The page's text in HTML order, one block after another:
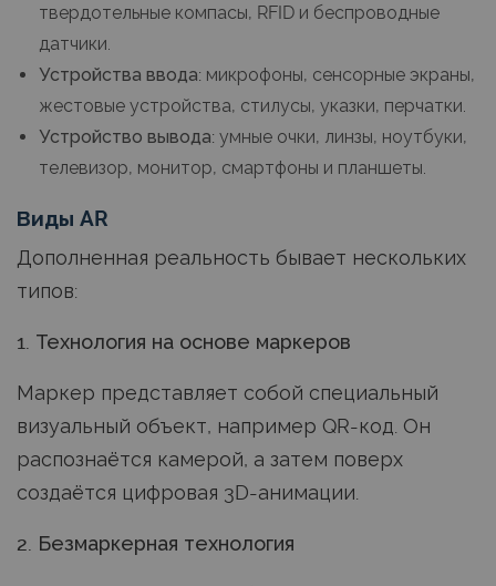
твердотельные компасы, RFID и беспроводные
датчики.
Устройства ввода: микрофоны, сенсорные экраны,
жестовые устройства, стилусы, указки, перчатки.
Устройство вывода: умные очки, линзы, ноутбуки,
телевизор, монитор, смартфоны и планшеты.
Виды AR
Дополненная реальность бывает нескольких
типов:
1. Технология на основе маркеров
Маркер представляет собой специальный
визуальный объект, например QR-код. Он
распознаётся камерой, а затем поверх
создаётся цифровая 3D-анимации.
2. Безмаркерная технология